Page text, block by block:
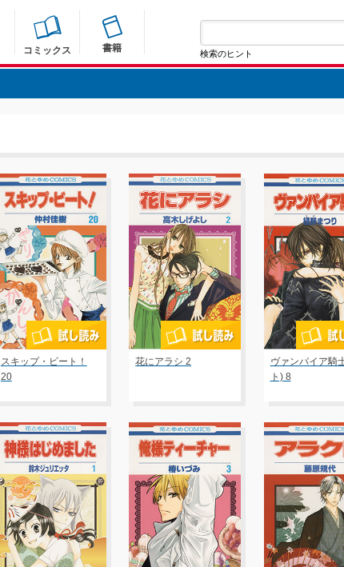
コミックス 書籍 検索のヒント
スキップ・ビート！
20
花にアラシ 2
ヴァンパイア騎
ト) 8